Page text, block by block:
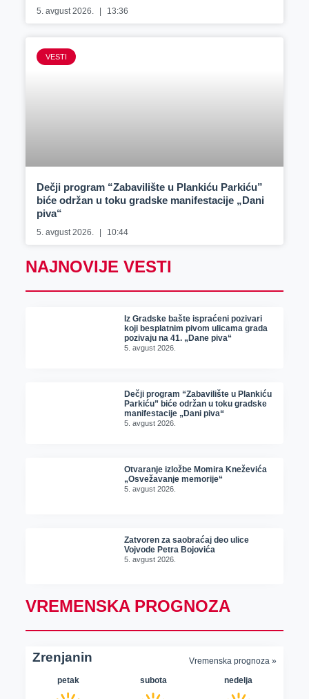
5. avgust 2026. 13:36
VESTI
Dečji program “Zabavilište u Plankiću Parkiću”
biće održan u toku gradske manifestacije „Dani
piva“
5. avgust 2026. 10:44
NAJNOVIJE VESTI
Iz Gradske bašte ispraćeni pozivari
koji besplatnim pivom ulicama grada
pozivaju na 41. „Dane piva“
5. avgust 2026.
Dečji program “Zabavilište u Plankiću
Parkiću” biće održan u toku gradske
manifestacije „Dani piva“
5. avgust 2026.
Otvaranje izložbe Momira Kneževića
„Osvežavanje memorije“
5. avgust 2026.
Zatvoren za saobraćaj deo ulice
Vojvode Petra Bojovića
5. avgust 2026.
VREMENSKA PROGNOZA